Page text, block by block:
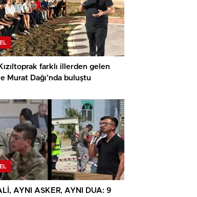
farklı illerden gelen
Murat Dağı’nda buluştu
AYNI ASKER, AYNI DUA: 9